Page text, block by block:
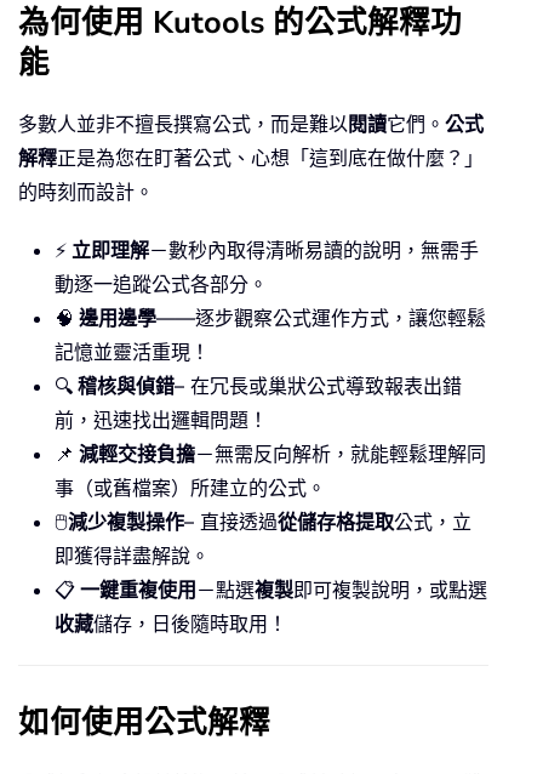
為何使用 Kutools 的公式解釋功
能
多數人並非不擅長撰寫公式，而是難以閱讀它們。 公式
解釋正是為您在盯著公式、心想「這到底在做什麼？」
的時刻而設計。
⚡ 立即理解－數秒內取得清晰易讀的說明，無需手
動逐一追蹤公式各部分。
🧠 邊用邊學——逐步觀察公式運作方式，讓您輕鬆
記憶並靈活重現！
🔍 稽核與偵錯– 在冗長或巢狀公式導致報表出錯
前，迅速找出邏輯問題！
📌 減輕交接負擔－無需反向解析，就能輕鬆理解同
事（或舊檔案）所建立的公式。
🖱️減少複製操作– 直接透過從儲存格提取公式，立
即獲得詳盡解說。
📋 一鍵重複使用 －點選複製即可複製說明，或點選
收藏儲存，日後隨時取用！
如何使用公式解釋